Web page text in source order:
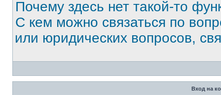
Почему здесь нет такой-то
С кем можно связаться по
или юридических вопросов,
Вход на